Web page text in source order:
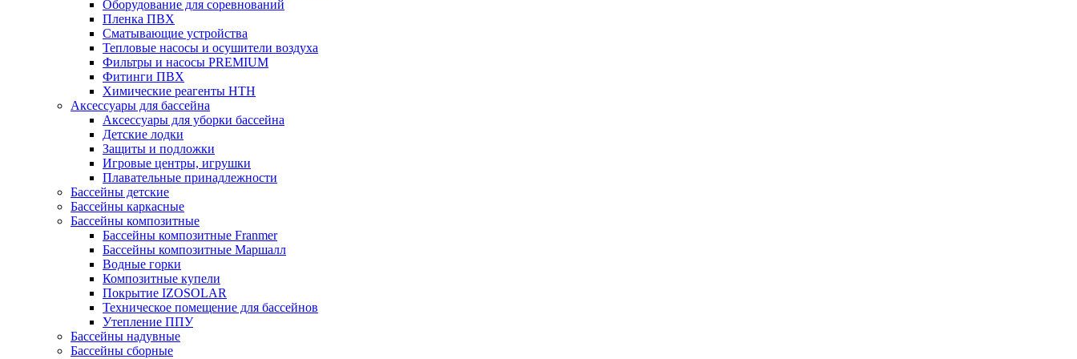
Оборудование для соревнований
Пленка ПВХ
Сматывающие устройства
Тепловые насосы и осушители воздуха
Фильтры и насосы PREMIUM
Фитинги ПВХ
Химические реагенты HTH
Аксессуары для бассейна
Аксессуары для уборки бассейна
Детские лодки
Защиты и подложки
Игровые центры, игрушки
Плавательные принадлежности
Бассейны детские
Бассейны каркасные
Бассейны композитные
Бассейны композитные Franmer
Бассейны композитные Маршалл
Водные горки
Композитные купели
Покрытие IZOSOLAR
Техническое помещение для бассейнов
Утепление ППУ
Бассейны надувные
Бассейны сборные